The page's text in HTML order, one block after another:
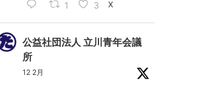
1 3 X
公益社団法人 立川青年会議
所
12 2月